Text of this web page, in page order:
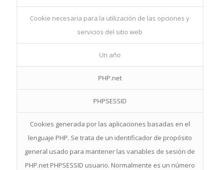
Cookie necesaria para la utilización de las opciones y
servicios del sitio web
Un año
PHP.net
PHPSESSID
Cookies generada por las aplicaciones basadas en el
lenguaje PHP. Se trata de un identificador de propósito
general usado para mantener las variables de sesión de
PHP.net PHPSESSID usuario. Normalmente es un número